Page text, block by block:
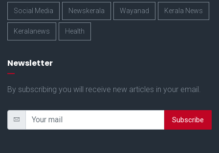
Social Media Newskerala Wayanad Kerala News
Keralanews Health
Newsletter
By subscribing you will receive new articles in your email.
Subscribe